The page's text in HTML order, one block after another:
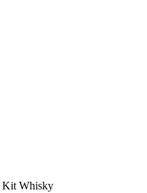
Kit Whisky